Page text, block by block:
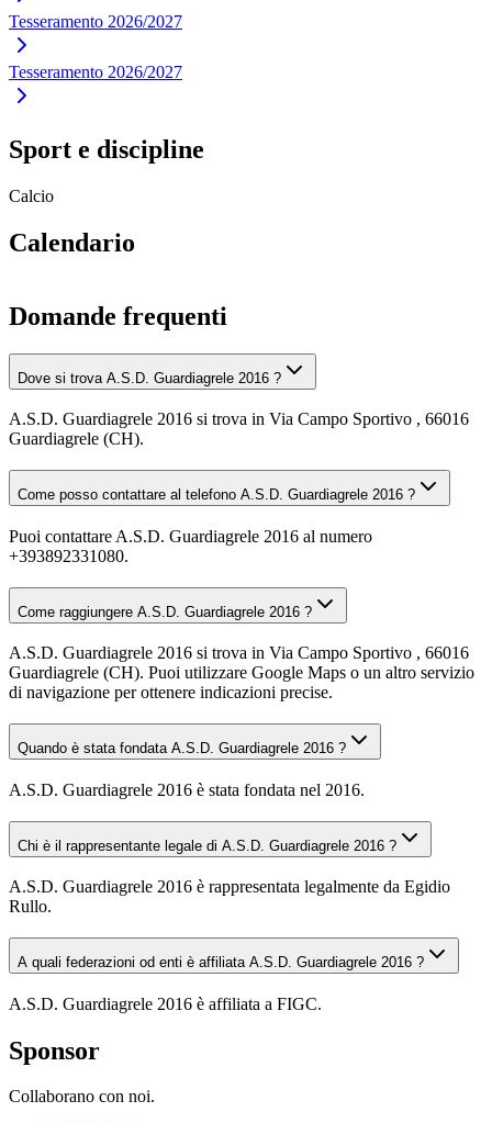
Tesseramento 2026/2027
Tesseramento 2026/2027
Sport e discipline
Calcio
Calendario
Domande frequenti
Dove si trova A.S.D. Guardiagrele 2016 ?
A.S.D. Guardiagrele 2016 si trova in Via Campo Sportivo , 66016
Guardiagrele (CH).
Come posso contattare al telefono A.S.D. Guardiagrele 2016 ?
Puoi contattare A.S.D. Guardiagrele 2016 al numero
+393892331080.
Come raggiungere A.S.D. Guardiagrele 2016 ?
A.S.D. Guardiagrele 2016 si trova in Via Campo Sportivo , 66016
Guardiagrele (CH). Puoi utilizzare Google Maps o un altro servizio
di navigazione per ottenere indicazioni precise.
Quando è stata fondata A.S.D. Guardiagrele 2016 ?
A.S.D. Guardiagrele 2016 è stata fondata nel 2016.
Chi è il rappresentante legale di A.S.D. Guardiagrele 2016 ?
A.S.D. Guardiagrele 2016 è rappresentata legalmente da Egidio
Rullo.
A quali federazioni od enti è affiliata A.S.D. Guardiagrele 2016 ?
A.S.D. Guardiagrele 2016 è affiliata a FIGC.
Sponsor
Collaborano con noi.